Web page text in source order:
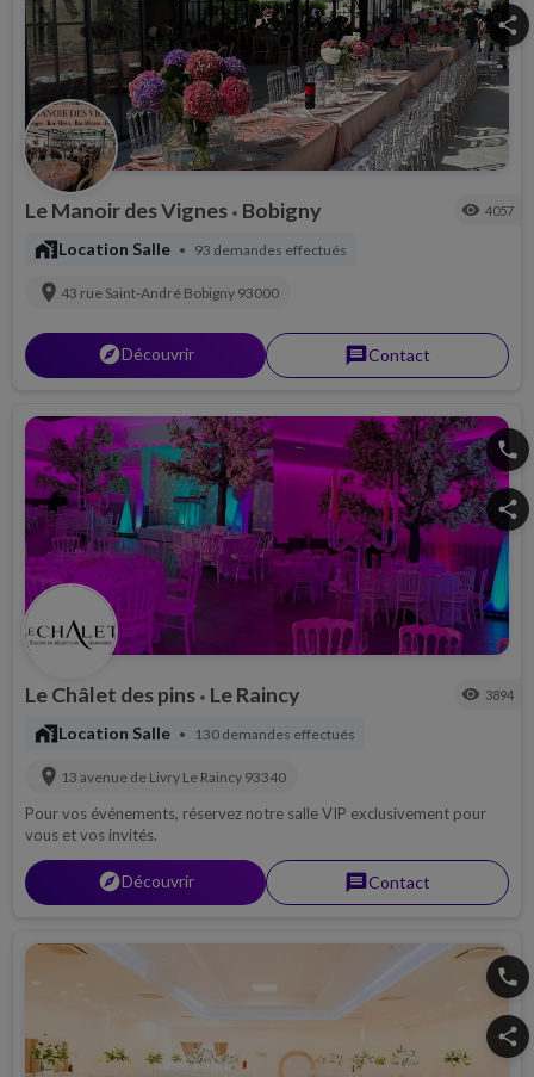
share
Le Manoir des Vignes • Bobigny visibility 4057
maps_home_work Location Salle • 93 demandes effectués
location_on 43 rue Saint-André Bobigny 93000
explorerDécouvrir messageContact
phone
share
Le Châlet des pins • Le Raincy visibility 3894
maps_home_work Location Salle • 130 demandes effectués
location_on 13 avenue de Livry Le Raincy 93340
Pour vos événements, réservez notre salle VIP exclusivement pour
vous et vos invités.
explorerDécouvrir messageContact
phone
share